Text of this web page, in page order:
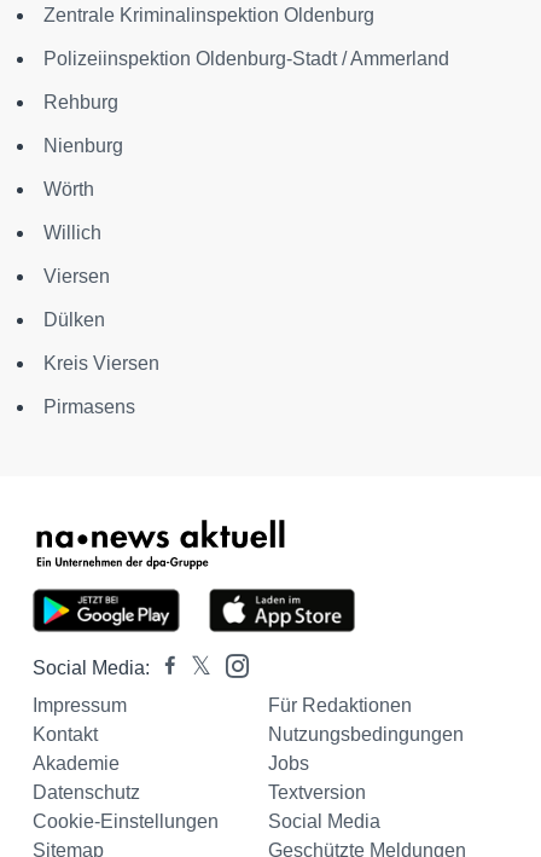
Zentrale Kriminalinspektion Oldenburg
Polizeiinspektion Oldenburg-Stadt / Ammerland
Rehburg
Nienburg
Wörth
Willich
Viersen
Dülken
Kreis Viersen
Pirmasens
Social Media:
Impressum
Für Redaktionen
Kontakt
Nutzungsbedingungen
Akademie
Jobs
Datenschutz
Textversion
Cookie-Einstellungen
Social Media
Sitemap
Geschützte Meldungen